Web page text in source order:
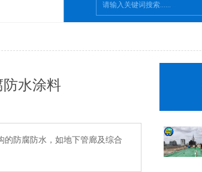
水涂料
的防腐防水，如地下管廊及综合